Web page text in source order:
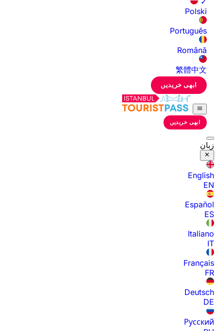
Polski
Português
Română
繁體中文
ابھی خریدیں
ابھی خریدیں
زبان
English
EN
Español
ES
Italiano
IT
Français
FR
Deutsch
DE
Русский